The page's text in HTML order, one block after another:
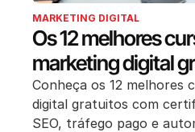
MARKETING DIGITAL
Os 12 melhores
marketing digital
Conheça os 12 melhores
digital gratuitos com
SEO, tráfego pago e